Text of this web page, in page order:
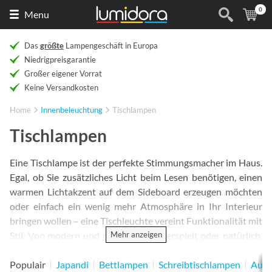
Menu (
0
Das größte Lampengeschäft in Europa
Niedrigpreisgarantie
Großer eigener Vorrat
Keine Versandkosten
Home Innenbeleuchtung Tischlampen
Tischlampen
Eine Tischlampe ist der perfekte Stimmungsmacher im Haus.
Egal, ob Sie zusätzliches Licht beim Lesen benötigen, einen
warmen Lichtakzent auf dem Sideboard erzeugen möchten
oder einfach ein wenig mehr Atmosphäre in Ihr Interieur
bringen wollen – eine Tischleuchte vereint Funktionalität mit
Stil. Von modern und puristisch bis verspielt oder natürlich,
Raum. Selbst wenn die Lampe nicht eingeschaltet ist, verleiht
Mehr anzeigen
Populair Japandi Bettlampen Schreibtischlampen